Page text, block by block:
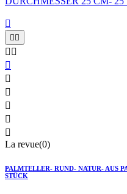


 






La revue(0)
PALMTELLER- RUND- NATUR- AUS
STÜCK